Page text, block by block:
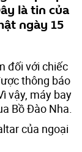
là tin của
ngày 15
đối với chiếc
thông báo
vậy, máy bay
Bồ Đào Nha.
của ngoại